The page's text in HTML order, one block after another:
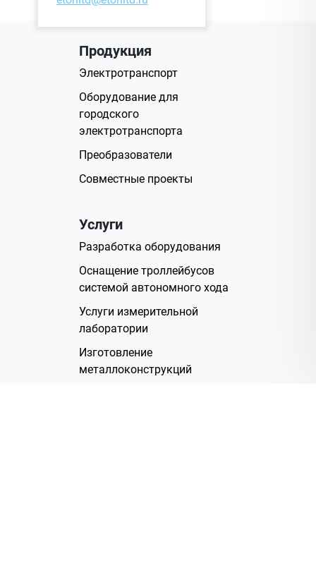
Продукция
Электротранспорт
Оборудование для
городского
электротранспорта
Преобразователи
Совместные проекты
Услуги
Разработка оборудования
Оснащение троллейбусов
системой автономного хода
Услуги измерительной
лаборатории
Изготовление
металлоконструкций